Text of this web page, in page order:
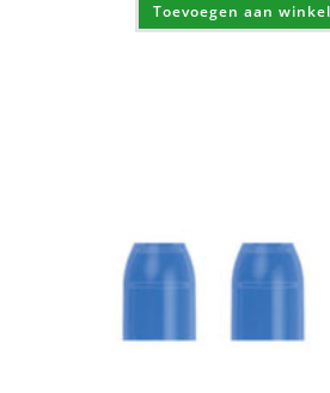
Toevoegen aan